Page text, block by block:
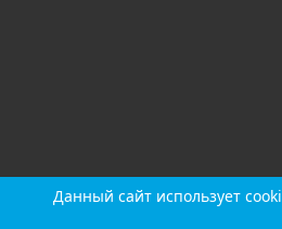
Карта сайтаДанный сайт использует